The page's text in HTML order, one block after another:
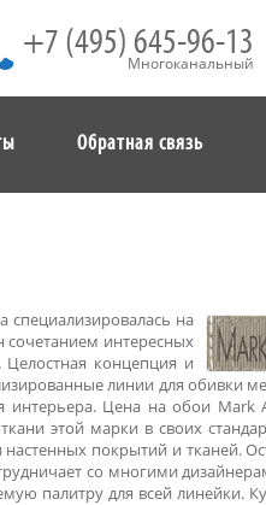
+7 (495) 645-96-13
Многоканальный
Обратная связь
на
интересных
концепция и
линии для обивки
Цена на обои Mark
этой марки в своих
покрытий и тканей.
со многими
палитру для всей линейки.